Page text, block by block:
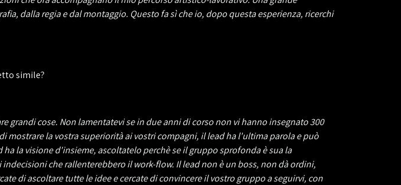
dalla regia e dal montaggio. Questo fa sì che io, dopo questa esperienza, ricerchi
simile?
grandi cose. Non lamentatevi se in due anni di corso non vi hanno insegnato 300
mostrare la vostra superiorità ai vostri compagni, il lead ha l'ultima parola e può
la visione d'insieme, ascoltatelo perchè se il gruppo sprofonda è sua la
che rallenterebbero il work-flow. Il lead non è un boss, non dà ordini,
di ascoltare tutte le idee e cercate di convincere il vostro gruppo a seguirvi, con